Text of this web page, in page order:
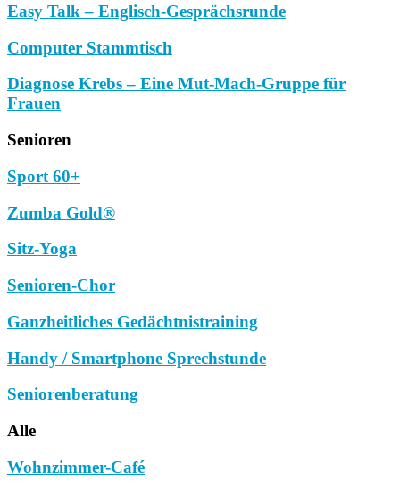
Easy Talk – Englisch-Gesprächsrunde
Computer Stammtisch
Diagnose Krebs – Eine Mut-Mach-Gruppe für
Frauen
Senioren
Sport 60+
Zumba Gold®
Sitz-Yoga
Senioren-Chor
Ganzheitliches Gedächtnistraining
Handy / Smartphone Sprechstunde
Seniorenberatung
Alle
Wohnzimmer-Café